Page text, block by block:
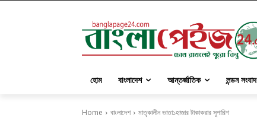
হোম বাংলাদেশ আন্তর্জাতিক লন্ডন সংবাদ
Home বাংলাদেশ মাতৃকালীন ভাতা১হাজার টাকাকরার সুপারিশ